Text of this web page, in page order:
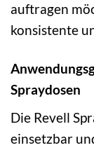
auftragen
konsistente
Spraydosen
Die Revell
einsetzbar